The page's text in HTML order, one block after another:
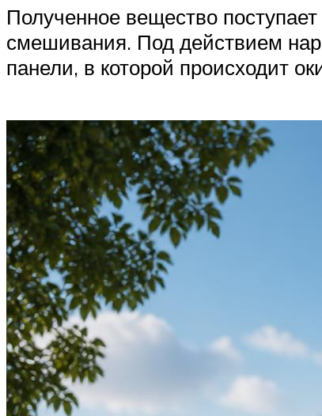
Полученное вещество
смешивания. Под действием
панели, в которой происходит